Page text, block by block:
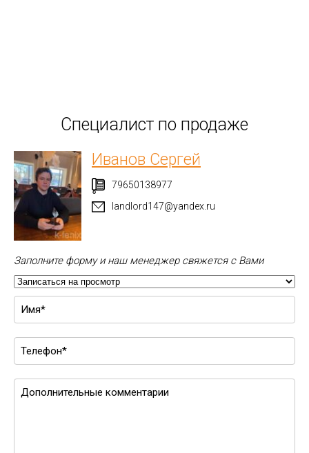
Специалист по продаже
Иванов Сергей
79650138977
landlord147@yandex.ru
Заполните форму и наш менеджер свяжется с Вами